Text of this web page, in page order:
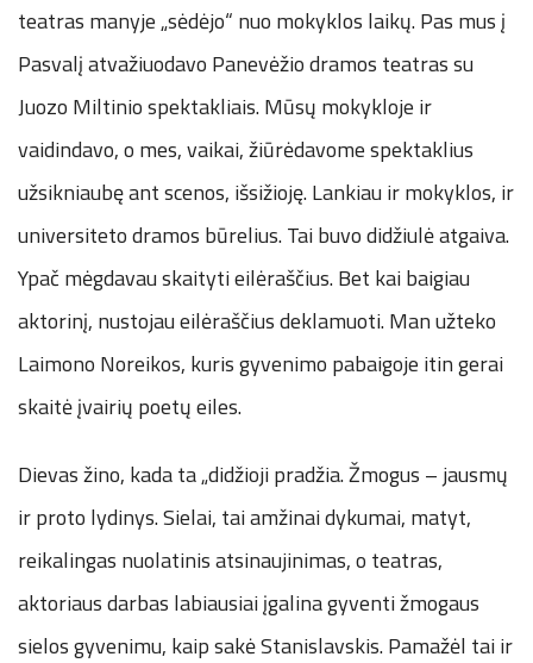
teatras manyje „sėdėjo“ nuo mokyklos laikų. Pas mus į
Pasvalį atvažiuodavo Panevėžio dramos teatras su
Juozo Miltinio spektakliais. Mūsų mokykloje ir
vaidindavo, o mes, vaikai, žiūrėdavome spektaklius
užsikniaubę ant scenos, išsižioję. Lankiau ir mokyklos, ir
universiteto dramos būrelius. Tai buvo didžiulė atgaiva.
Ypač mėgdavau skaityti eilėraščius. Bet kai baigiau
aktorinį, nustojau eilėraščius deklamuoti. Man užteko
Laimono Noreikos, kuris gyvenimo pabaigoje itin gerai
skaitė įvairių poetų eiles.
Dievas žino, kada ta „didžioji pradžia. Žmogus – jausmų
ir proto lydinys. Sielai, tai amžinai dykumai, matyt,
reikalingas nuolatinis atsinaujinimas, o teatras,
aktoriaus darbas labiausiai įgalina gyventi žmogaus
sielos gyvenimu, kaip sakė Stanislavskis. Pamažėl tai ir